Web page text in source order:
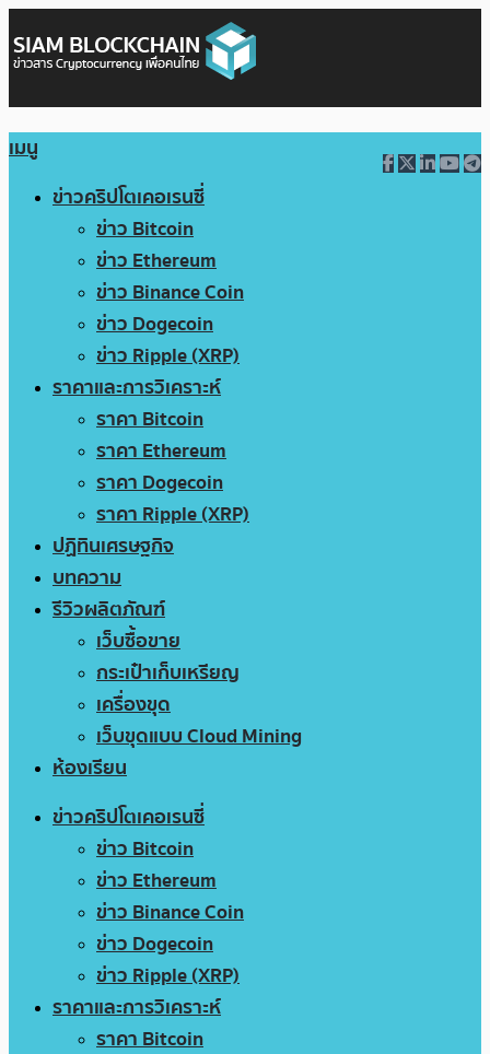
เมนู
ข่าวคริปโตเคอเรนซี่
ข่าว Bitcoin
ข่าว Ethereum
ข่าว Binance Coin
ข่าว Dogecoin
ข่าว Ripple (XRP)
ราคาและการวิเคราะห์
ราคา Bitcoin
ราคา Ethereum
ราคา Dogecoin
ราคา Ripple (XRP)
ปฏิทินเศรษฐกิจ
บทความ
รีวิวผลิตภัณฑ์
เว็บซื้อขาย
กระเป๋าเก็บเหรียญ
เครื่องขุด
เว็บขุดแบบ Cloud Mining
ห้องเรียน
ข่าวคริปโตเคอเรนซี่
ข่าว Bitcoin
ข่าว Ethereum
ข่าว Binance Coin
ข่าว Dogecoin
ข่าว Ripple (XRP)
ราคาและการวิเคราะห์
ราคา Bitcoin